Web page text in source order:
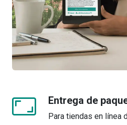
Entrega de
Para tiendas en línea